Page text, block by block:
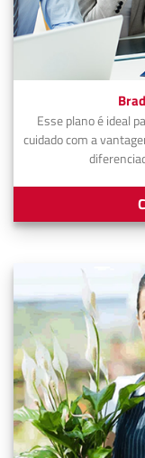
Esse plano é ideal
cuidado com a